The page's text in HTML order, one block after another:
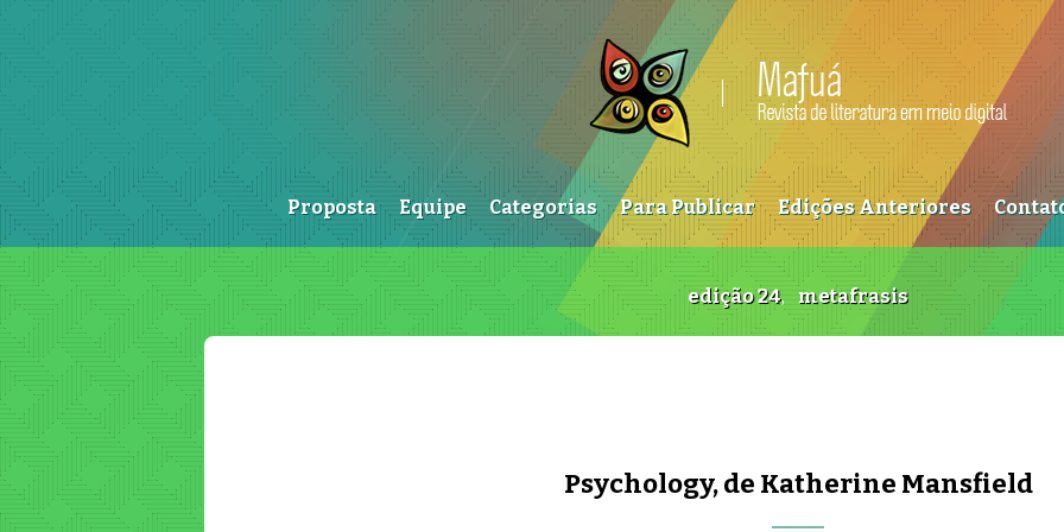
Proposta Equipe Categorias Para Publicar Edições Anteriores
edição 24, metafrasis
Psychology, de Katherine Mansfield